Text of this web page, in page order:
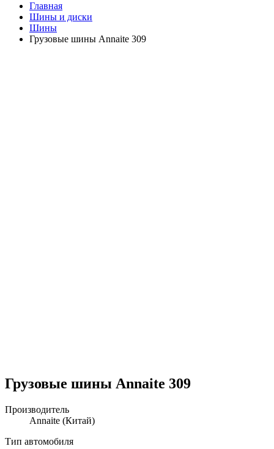
Главная
Шины и диски
Шины
Грузовые шины Annaite 309
Грузовые шины Annaite 309
Производитель
Annaite (Китай)
Тип автомобиля